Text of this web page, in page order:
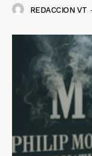
REDACCION VT